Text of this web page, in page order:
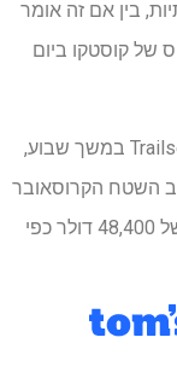
בין אם זה אומר
של קוסטקו ביום
אחרי שנסעתי בסובארו Trailseeker Touring 2026 במשך שבוע,
השטח הקרוסאובר
הבינוני הזה מציע תמורה מדהימה עם מחיר של 48,400 דולר כפי